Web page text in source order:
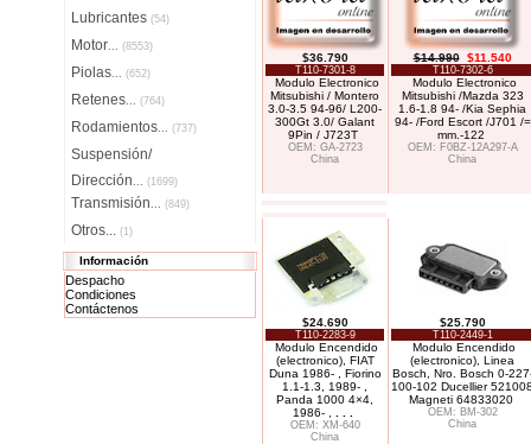
Lubricantes (54)
Motor... (8553)
Piolas... (652)
Retenes... (764)
Rodamientos... (737)
Suspensión/
Dirección... (1699)
Transmisión... (849)
Otros... (1)
Información
Despacho
Condiciones
Contáctenos
$36.790
T110-7301-8
Modulo Electronico
Mitsubishi / Montero
3.0-3.5 94-96/ L200-
300Gt 3.0/ Galant
9Pin / J723T
OEM: GA-2723
China
$14.990 $11.540
T110-7302-6
Modulo Electronico
Mitsubishi /Mazda 323
1.6-1.8 94- /Kia Sephia
94- /Ford Escort /J701 /=
mm.-122
OEM: F0BZ-12A297-A
China
$24.690
T110-2283-9
Modulo Encendido
(electronico), FIAT
Duna 1986- , Fiorino
1.1-1.3, 1989- ,
Panda 1000 4×4,
1986- ,
OEM: XM-640
China
$25.790
T110-2449-1
Modulo Encendido
(electronico), Linea
Bosch, Nro. Bosch 0-
100-102 Ducellier
Magneti 64833020
OEM: BM-302
China